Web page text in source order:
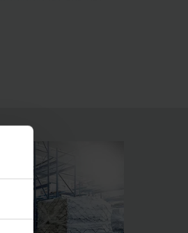
Der großzügige
und